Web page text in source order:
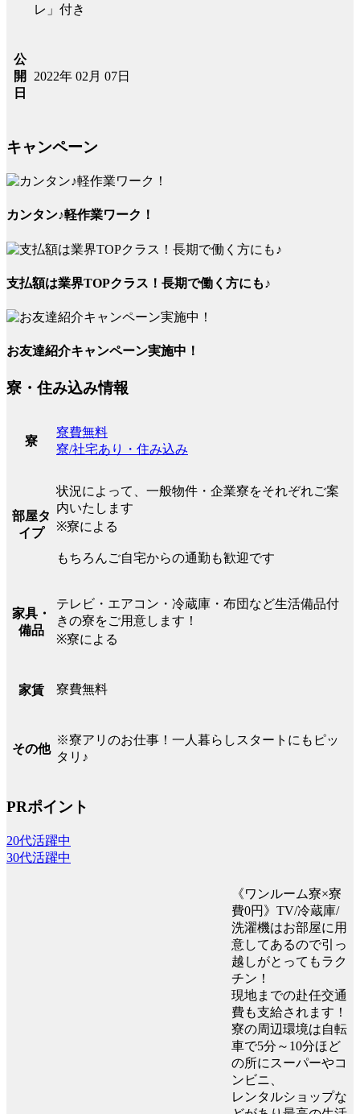
レ」付き
公
開
日
2022年 02月 07日
キャンペーン
カンタン♪軽作業ワーク！
支払額は業界TOPクラス！長期で働く方にも♪
お友達紹介キャンペーン実施中！
寮・住み込み情報
寮
寮費無料
寮/社宅あり・住み込み
部屋タ
イプ
状況によって、一般物件・企業寮をそれぞれご案
内いたします
※寮による
もちろんご自宅からの通勤も歓迎です
家具・
備品
テレビ・エアコン・冷蔵庫・布団など生活備品付
きの寮をご用意します！
※寮による
家賃 寮費無料
その他
※寮アリのお仕事！一人暮らしスタートにもピッ
タリ♪
PRポイント
20代活躍中
30代活躍中
《ワンルーム寮×寮
費0円》TV/冷蔵庫/
洗濯機はお部屋に用
意してあるので引っ
越しがとってもラク
チン！
現地までの赴任交通
費も支給されます！
寮の周辺環境は自転
車で5分～10分ほど
の所にスーパーやコ
ンビニ、
レンタルショップな